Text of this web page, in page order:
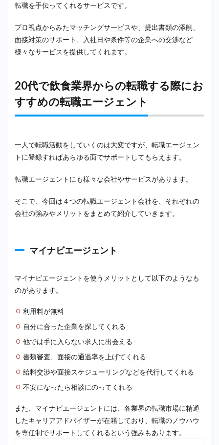
転職を手伝ってくれるサービスです。
プロ視点からみたマッチングサービスや、提出書類の添削、
面接対策のサポート、入社日や条件等の企業への交渉など
様々なサービスを提供してくれます。
20代で飲食業界からの転職する際にお
すすめの転職エージェント
一人で転職活動をしていくのは大変ですが、転職エージェン
トに登録すればあらゆる面でサポートしてもらえます。
転職エージェントにも様々な会社やサービスがあります。
そこで、今回は４つの転職エージェント会社を、それぞれの
会社の強みやメリットをまとめて紹介していきます。
マイナビエージェント
マイナビエージェントを使うメリットとして以下のようなも
のがあります。
利用料が無料
自分に合った企業を探してくれる
他では手に入らない求人に出会える
書類審査、面接の通過率を上げてくれる
給料交渉や面接スケジューリングなどを代行してくれる
不安になったら相談にのってくれる
また、マイナビエージェントには、各業界の転職市場に精通
したキャリアアドバイザーが在籍しており、転職のノウハウ
を専任制でサポートしてくれるという強みもあります。